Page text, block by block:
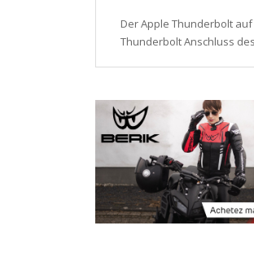
Der Apple Thunderbolt
Thunderbolt Anschluss